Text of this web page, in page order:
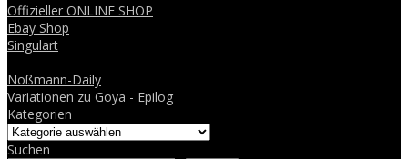
Offizieller ONLINE SHOP
Ebay Shop
Singulart
Noßmann-Daily
Variationen zu Goya - Epilog
Kategorien
Suchen